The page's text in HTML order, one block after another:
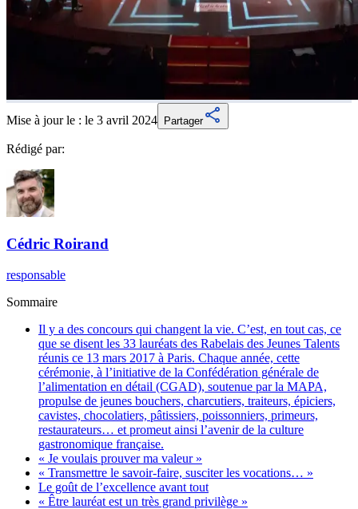
Mise à jour le : le 3 avril 2024 Partager
Rédigé par:
Cédric Roirand
responsable
Sommaire
Il y a des concours qui changent la vie. C’est, en tout cas, ce
que se disent les 33 lauréats des Rabelais des Jeunes Talents
réunis ce 13 mars 2017 à Paris. Chaque année, cette
cérémonie, à l’initiative de la Confédération générale de
l’alimentation en détail (CGAD), soutenue par la MAPA,
propulse de jeunes bouchers, charcutiers, traiteurs, épiciers,
cavistes, chocolatiers, pâtissiers, poissonniers, primeurs,
restaurateurs… et promeut ainsi l’avenir de la culture
gastronomique française.
« Je voulais prouver ma valeur »
« Transmettre le savoir-faire, susciter les vocations… »
Le goût de l’excellence avant tout
« Être lauréat est un très grand privilège »